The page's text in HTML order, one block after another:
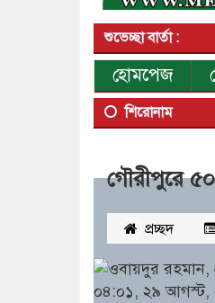
শুভেচ্ছা বার্তা :
হোমপেজ
শিরোনাম
গৌরীপুরে ৫০
প্রচ্ছদ
০৪:০১, ২৯ আগস্ট,